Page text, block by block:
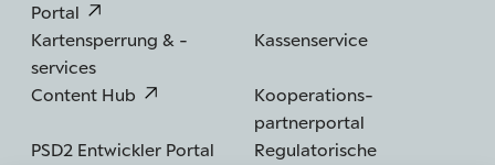
Portal
Kartensperrung & -
services
Kassenservice
Content Hub
Kooperations­
partnerportal
PSD2 Entwickler Portal
Regulatorische